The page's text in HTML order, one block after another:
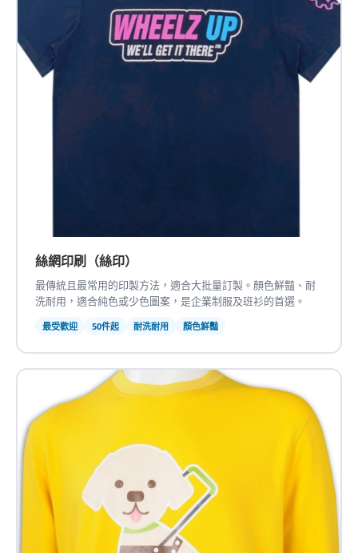
絲網印刷（絲印）
最傳統且最常用的印製方法，適合大批量訂製。顏色鮮豔、耐
洗耐用，適合純色或少色圖案，是企業制服及班衫的首選。
最受歡迎 50件起 耐洗耐用 顏色鮮豔